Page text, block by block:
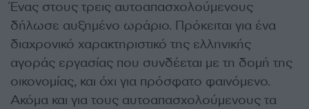
Ένας στους τρεις αυτοαπασχολούμενους
δήλωσε αυξημένο ωράριο. Πρόκειται για ένα
διαχρονικό χαρακτηριστικό της ελληνικής
αγοράς εργασίας που συνδέεται με τη δομή της
οικονομίας, και όχι για πρόσφατο φαινόμενο.
Ακόμα και για τους αυτοαπασχολούμενους τα